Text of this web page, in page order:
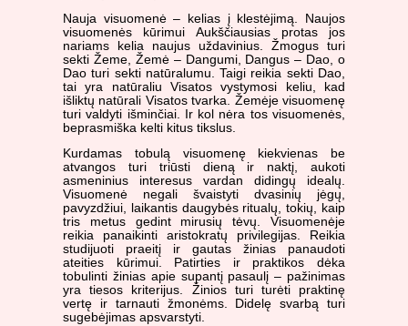
Nauja visuomenė – kelias į klestėjimą. Naujos
visuomenės kūrimui Aukščiausias protas jos
nariams kelia naujus uždavinius. Žmogus turi
sekti Žeme, Žemė – Dangumi, Dangus – Dao, o
Dao turi sekti natūralumu. Taigi reikia sekti Dao,
tai yra natūraliu Visatos vystymosi keliu, kad
išliktų natūrali Visatos tvarka. Žemėje visuomenę
turi valdyti išminčiai. Ir kol nėra tos visuomenės,
beprasmiška kelti kitus tikslus.
Kurdamas tobulą visuomenę kiekvienas be
atvangos turi triūsti dieną ir naktį, aukoti
asmeninius interesus vardan didingų idealų.
Visuomenė negali švaistyti dvasinių jėgų,
pavyzdžiui, laikantis daugybės ritualų, tokių, kaip
tris metus gedint mirusių tėvų. Visuomenėje
reikia panaikinti aristokratų privilegijas. Reikia
studijuoti praeitį ir gautas žinias panaudoti
ateities kūrimui. Patirties ir praktikos dėka
tobulinti žinias apie supantį pasaulį – pažinimas
yra tiesos kriterijus. Žinios turi turėti praktinę
vertę ir tarnauti žmonėms. Didelę svarbą turi
sugebėjimas apsvarstyti.